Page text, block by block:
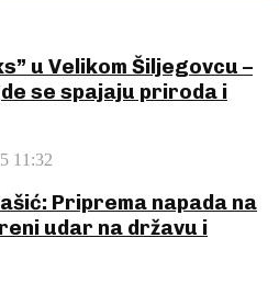
u Velikom Šiljegovcu –
se spajaju priroda i
11:32
Priprema napada na
udar na državu i